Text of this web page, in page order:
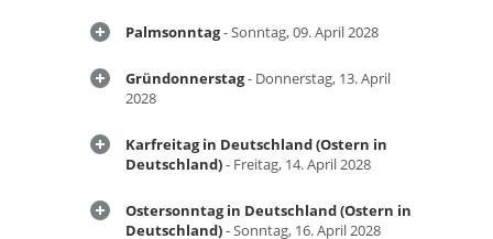
Palmsonntag- Sonntag, 09. April 2028
Gründonnerstag- Donnerstag, 13. April
2028
Karfreitag in Deutschland (Ostern in
Deutschland)- Freitag, 14. April 2028
Ostersonntag in Deutschland (Ostern in
Deutschland)- Sonntag, 16. April 2028